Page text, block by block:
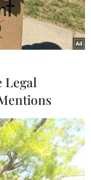
nguồn lây.
Legal